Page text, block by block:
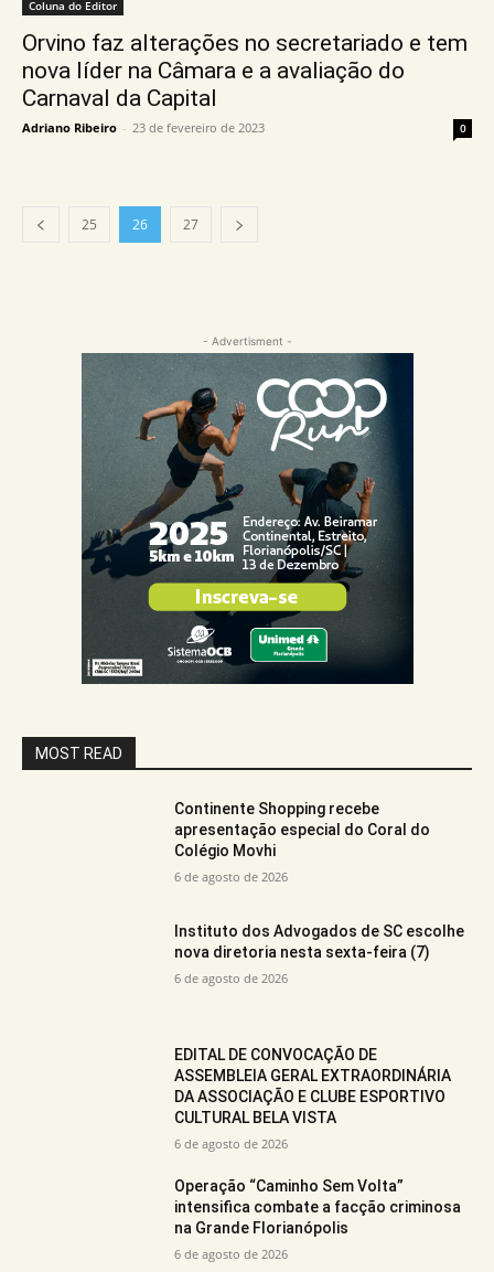
Coluna do Editor
Orvino faz alterações no secretariado e tem
nova líder na Câmara e a avaliação do
Carnaval da Capital
Adriano Ribeiro - 23 de fevereiro de 2023 0
25 26 27
- Advertisment -
MOST READ
Continente Shopping recebe
apresentação especial do Coral do
Colégio Movhi
6 de agosto de 2026
Instituto dos Advogados de SC escolhe
nova diretoria nesta sexta-feira (7)
6 de agosto de 2026
EDITAL DE CONVOCAÇÃO DE
ASSEMBLEIA GERAL EXTRAORDINÁRIA
DA ASSOCIAÇÃO E CLUBE ESPORTIVO
CULTURAL BELA VISTA
6 de agosto de 2026
Operação “Caminho Sem Volta”
intensifica combate a facção criminosa
na Grande Florianópolis
6 de agosto de 2026